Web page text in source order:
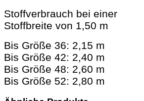
Stoffverbrauch bei einer
Stoffbreite von 1,50 m
Bis Größe 36: 2,15 m
Bis Größe 42: 2,40 m
Bis Größe 48: 2,60 m
Bis Größe 52: 2,80 m